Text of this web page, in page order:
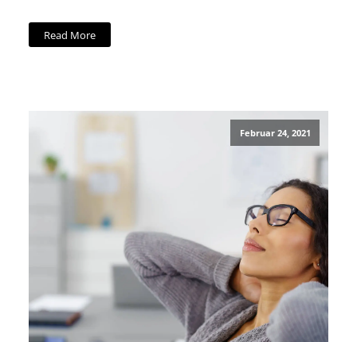
Read More
Februar 24, 2021